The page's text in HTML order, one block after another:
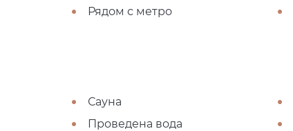
Рядом с метро
Сауна
Проведена вода